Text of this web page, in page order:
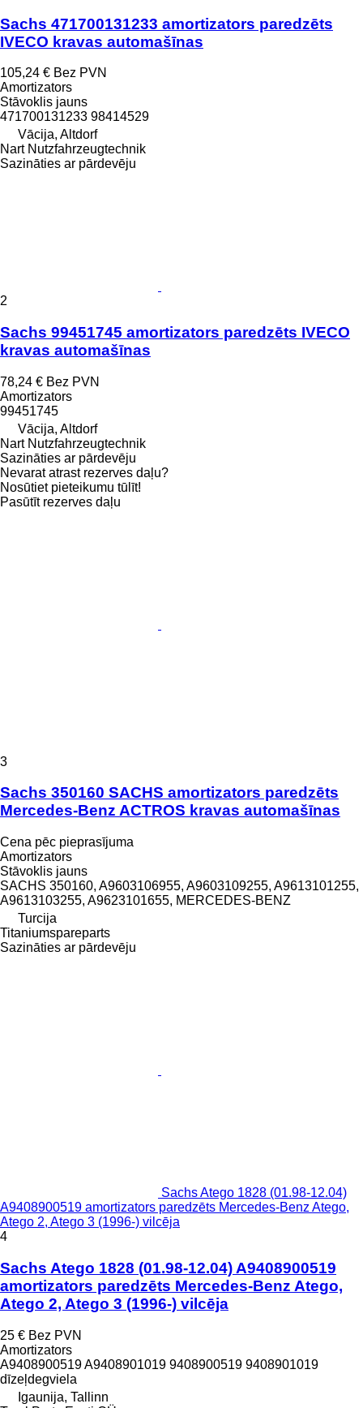
Sachs 471700131233 amortizators paredzēts
IVECO kravas automašīnas
105,24 € Bez PVN
Amortizators
Stāvoklis jauns
471700131233 98414529
Vācija, Altdorf
Nart Nutzfahrzeugtechnik
Sazināties ar pārdevēju
2
Sachs 99451745 amortizators paredzēts IVECO
kravas automašīnas
78,24 € Bez PVN
Amortizators
99451745
Vācija, Altdorf
Nart Nutzfahrzeugtechnik
Sazināties ar pārdevēju
Nevarat atrast rezerves daļu?
Nosūtiet pieteikumu tūlīt!
Pasūtīt rezerves daļu
3
Sachs 350160 SACHS amortizators paredzēts
Mercedes-Benz ACTROS kravas automašīnas
Cena pēc pieprasījuma
Amortizators
Stāvoklis jauns
SACHS 350160, A9603106955, A9603109255, A9613101255,
A9613103255, A9623101655, MERCEDES-BENZ
Turcija
Titaniumspareparts
Sazināties ar pārdevēju
Sachs Atego 1828 (01.98-12.04)
A9408900519 amortizators paredzēts Mercedes-Benz Atego,
Atego 2, Atego 3 (1996-) vilcēja
4
Sachs Atego 1828 (01.98-12.04) A9408900519
amortizators paredzēts Mercedes-Benz Atego,
Atego 2, Atego 3 (1996-) vilcēja
25 € Bez PVN
Amortizators
A9408900519 A9408901019 9408900519 9408901019
dīzeļdegviela
Igaunija, Tallinn